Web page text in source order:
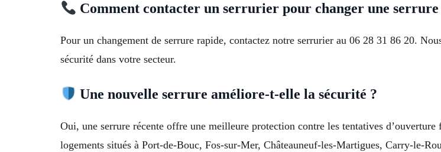
Comment contacter un serrurier pour changer une serrure
Pour un changement de serrure rapide, contactez notre serrurier au 06 28 31 86 20.
sécurité dans votre secteur.
Une nouvelle serrure améliore-t-elle la sécurité ?
Oui, une serrure récente offre une meilleure protection contre les tentatives
logements situés à Port-de-Bouc, Fos-sur-Mer, Châteauneuf-les-Martigues, Carry-le-